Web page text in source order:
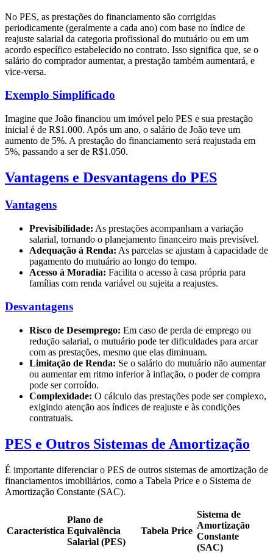
No PES, as prestações do financiamento são corrigidas
periodicamente (geralmente a cada ano) com base no índice de
reajuste salarial da categoria profissional do mutuário ou em um
acordo específico estabelecido no contrato. Isso significa que, se o
salário do comprador aumentar, a prestação também aumentará, e
vice-versa.
Exemplo Simplificado
Imagine que João financiou um imóvel pelo PES e sua prestação
inicial é de R$1.000. Após um ano, o salário de João teve um
aumento de 5%. A prestação do financiamento será reajustada em
5%, passando a ser de R$1.050.
Vantagens e Desvantagens do PES
Vantagens
Previsibilidade: As prestações acompanham a variação
salarial, tornando o planejamento financeiro mais previsível.
Adequação à Renda: As parcelas se ajustam à capacidade de
pagamento do mutuário ao longo do tempo.
Acesso à Moradia: Facilita o acesso à casa própria para
famílias com renda variável ou sujeita a reajustes.
Desvantagens
Risco de Desemprego: Em caso de perda de emprego ou
redução salarial, o mutuário pode ter dificuldades para arcar
com as prestações, mesmo que elas diminuam.
Limitação de Renda: Se o salário do mutuário não aumentar
ou aumentar em ritmo inferior à inflação, o poder de compra
pode ser corroído.
Complexidade: O cálculo das prestações pode ser complexo,
exigindo atenção aos índices de reajuste e às condições
contratuais.
PES e Outros Sistemas de Amortização
É importante diferenciar o PES de outros sistemas de amortização de
financiamentos imobiliários, como a Tabela Price e o Sistema de
Amortização Constante (SAC).
Característica
Plano de
Equivalência
Salarial (PES)
Tabela Price
Sistema de
Amortização
Constante
(SAC)